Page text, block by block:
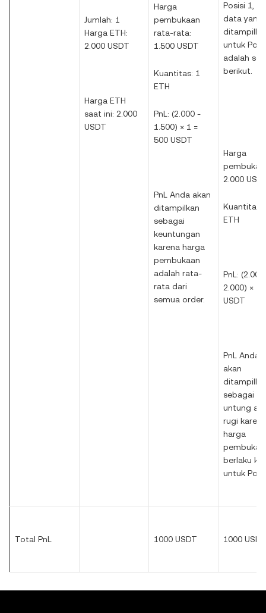
Jumlah: 1
Harga ETH:
2.000 USDT
Harga ETH
saat ini: 2.000
USDT
Harga
pembukaan
rata-rata:
1.500 USDT
Kuantitas: 1
ETH
PnL: (2.000 -
1.500) × 1 =
500 USDT
PnL Anda akan
ditampilkan
sebagai
keuntungan
karena harga
pembukaan
adalah rata-
rata dari
semua order.
Posisi 1,
data yang
untuk
adalah
berikut.
Harga
2.000
Kuantitas:
ETH
PnL:
2.000) × 1
USDT
PnL Anda
akan
sebagai
untung
rugi karena
harga
berlaku
untuk
Total PnL 1000 USDT 1000 USDT